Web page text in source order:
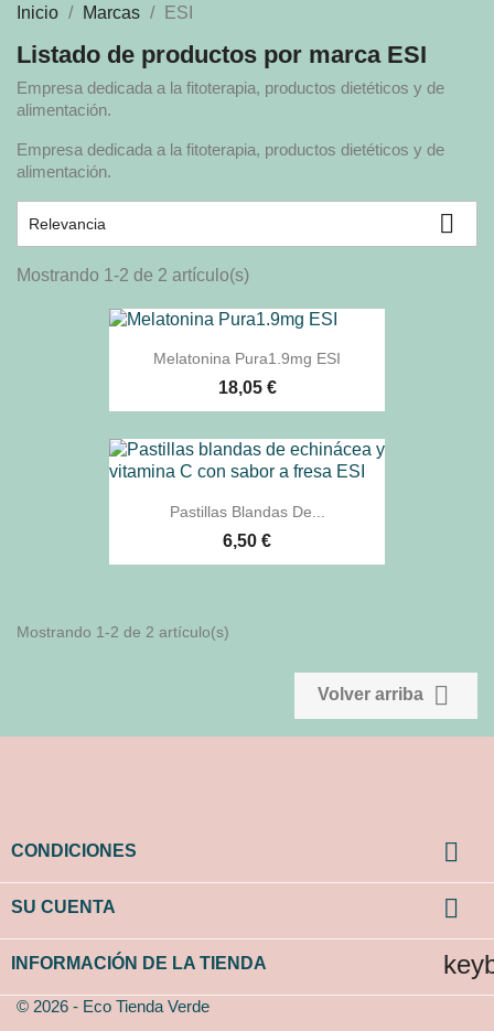
Inicio Marcas ESI
Listado de productos por marca ESI
Empresa dedicada a la fitoterapia, productos dietéticos y de
alimentación.
Empresa dedicada a la fitoterapia, productos dietéticos y de
alimentación.
Relevancia 
Mostrando 1-2 de 2 artículo(s)
Melatonina Pura1.9mg ESI
18,05 €
Pastillas Blandas De...
6,50 €
Mostrando 1-2 de 2 artículo(s)
Volver arriba 
CONDICIONES 
SU CUENTA 
INFORMACIÓN DE LA TIENDA
© 2026 - Eco Tienda Verde